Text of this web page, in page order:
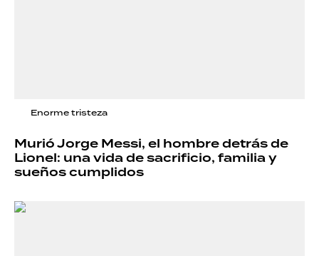
Enorme tristeza
Murió Jorge Messi, el hombre detrás de
Lionel: una vida de sacrificio, familia y
sueños cumplidos